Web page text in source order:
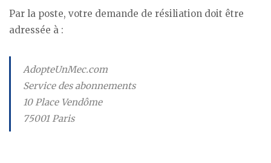
Par la poste, votre demande de résiliation doit être
adressée à :
AdopteUnMec.com
Service des abonnements
10 Place Vendôme
75001 Paris